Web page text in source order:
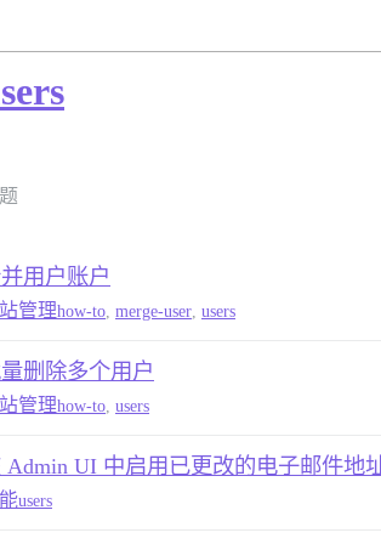
用户账户
管理how-to merge-user users
删除多个用户
管理how-to users
Admin UI 中启用已更改的电子邮件地
users